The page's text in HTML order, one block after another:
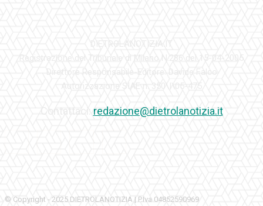
redazione@dietrolanotizia.it
© Copyright - 2025 DIETROLANOTIZIA | P.Iva 04852590969